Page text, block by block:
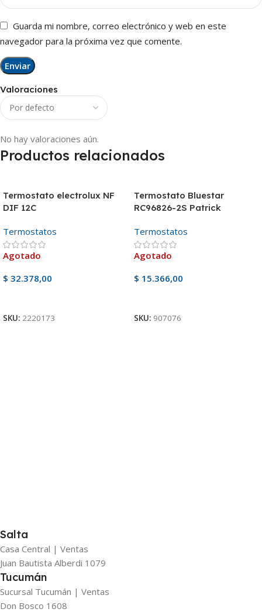
Valoraciones
No hay valoraciones aún.
Guarda mi nombre, correo electrónico y web en este
navegador para la próxima vez que comente.
Productos relacionados
Termostato electrolux NF
DIF 12C
Termostatos
Agotado
$ 32.378,00
SKU: 2220173
Termostato Bluestar
RC96826-2S Patrick
Termostatos
Agotado
$ 15.366,00
SKU: 907076
Salta
Casa Central | Ventas
Juan Bautista Alberdi 1079
Tucumán
Sucursal Tucumán | Ventas
Don Bosco 1608